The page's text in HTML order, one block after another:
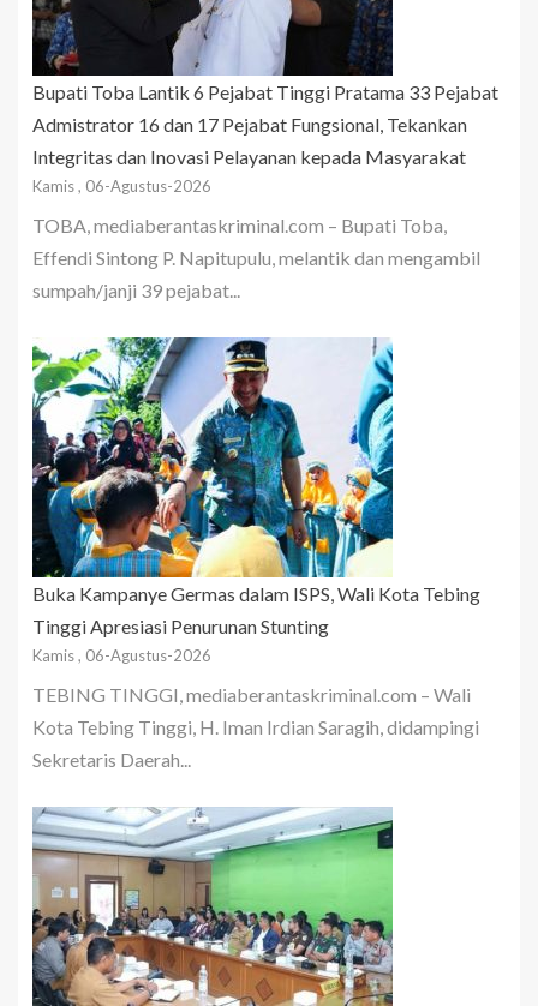
Bupati Toba Lantik 6 Pejabat Tinggi Pratama 33 Pejabat
Admistrator 16 dan 17 Pejabat Fungsional, Tekankan
Integritas dan Inovasi Pelayanan kepada Masyarakat
Kamis , 06-Agustus-2026
TOBA, mediaberantaskriminal.com – Bupati Toba,
Effendi Sintong P. Napitupulu, melantik dan mengambil
sumpah/janji 39 pejabat...
Buka Kampanye Germas dalam ISPS, Wali Kota Tebing
Tinggi Apresiasi Penurunan Stunting
Kamis , 06-Agustus-2026
TEBING TINGGI, mediaberantaskriminal.com – Wali
Kota Tebing Tinggi, H. Iman Irdian Saragih, didampingi
Sekretaris Daerah...